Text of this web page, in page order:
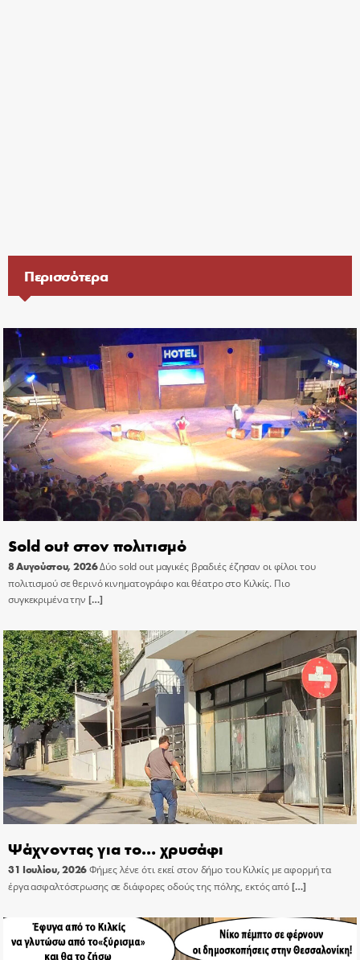
Περισσότερα
Sold out στον πολιτισμό
8 Αυγούστου, 2026Δύο sold out μαγικές βραδιές έζησαν οι φίλοι του
πολιτισμού σε θερινό κινηματογράφο και θέατρο στο Κιλκίς. Πιο
συγκεκριμένα την […]
Ψάχνοντας για το… χρυσάφι
31 Ιουλίου, 2026Φήμες λένε ότι εκεί στον δήμο του Κιλκίς με αφορμή τα
έργα ασφαλτόστρωσης σε διάφορες οδούς της πόλης, εκτός από[…]